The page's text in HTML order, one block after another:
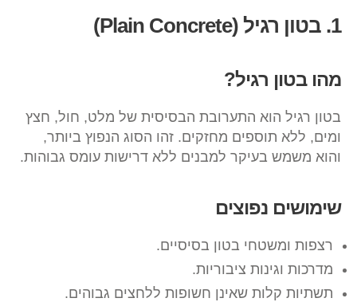
1. בטון רגיל (Plain Concrete)
מהו בטון רגיל?
בטון רגיל הוא התערובת הבסיסית של מלט, חול, חצץ
ומים, ללא תוספים מחזקים. זהו הסוג הנפוץ ביותר,
והוא משמש בעיקר למבנים ללא דרישות עומס גבוהות.
שימושים נפוצים
רצפות ומשטחי בטון בסיסיים.
מדרכות וגינות ציבוריות.
תשתיות קלות שאינן חשופות ללחצים גבוהים.